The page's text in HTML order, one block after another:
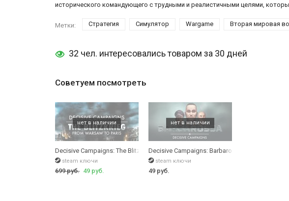
исторического командующего с трудными и реалистичными целями,
Метки: Стратегия Симулятор Wargame Вторая мировая
32 чел. интересовались товаром за 30 дней
Советуем посмотреть
Decisive Campaigns: The Blitzkrieg from Warsaw to Paris
steam ключи
699 руб. 49 руб.
Decisive Campaigns: Barbarossa
steam ключи
49 руб.